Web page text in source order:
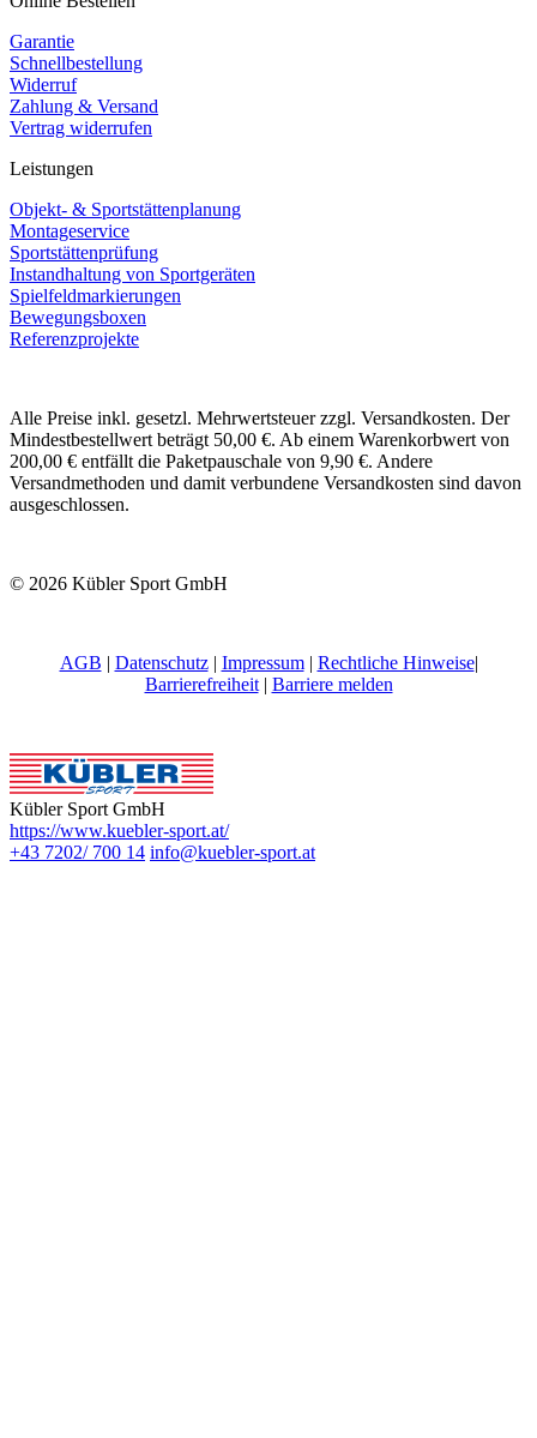
Garantie
Schnellbestellung
Widerruf
Zahlung & Versand
Vertrag widerrufen
Leistungen
Objekt- & Sportstättenplanung
Montageservice
Sportstättenprüfung
Instandhaltung von Sportgeräten
Spielfeldmarkierungen
Bewegungsboxen
Referenzprojekte
Alle Preise inkl. gesetzl. Mehrwertsteuer zzgl. Versandkosten. Der
Mindestbestellwert beträgt 50,00 €. Ab einem Warenkorbwert von
200,00 € entfällt die Paketpauschale von 9,90 €. Andere
Versandmethoden und damit verbundene Versandkosten sind davon
ausgeschlossen.
© 2026 Kübler Sport GmbH
AGB | Datenschutz| Impressum| Rechtliche Hinweise|
Barrierefreiheit| Barriere melden
Kübler Sport GmbH
https://www.kuebler-sport.at/
+43 7202/ 700 14 info@kuebler-sport.at